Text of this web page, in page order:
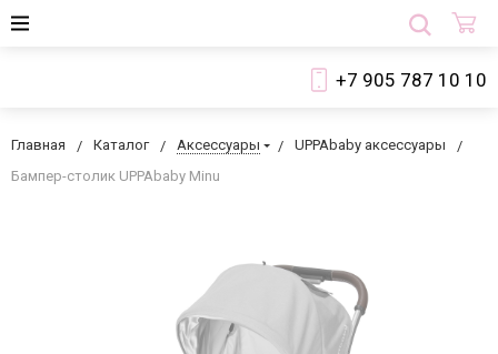
+7 905 787 10 10
Главная Каталог Аксессуары
UPPAbaby аксессуары
Бампер-столик UPPAbaby Minu